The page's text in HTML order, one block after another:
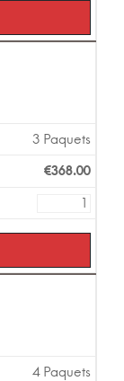
3 Paquets
€368.00
4 Paquets